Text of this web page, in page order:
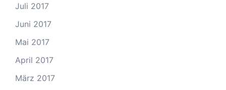
Juli 2017
Juni 2017
Mai 2017
April 2017
März 2017